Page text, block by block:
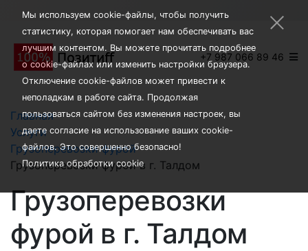
+7 987 066 89 46
×
Главная
Услуги
Грузоперевозки фурой
Грузоперевозки фурой в г. Талдом
Грузоперевозки
фурой в г. Талдом
Мы используем cookie-файлы, чтобы получить
статистику, которая помогает нам обеспечивать вас
лучшим контентом. Вы можете прочитать подробнее
о cookie-файлах или изменить настройки браузера.
Отключение cookie-файлов может привести к
неполадкам в работе сайта. Продолжая
пользоваться сайтом без изменения настроек, вы
даете согласие на использование ваших cookie-
файлов. Это совершенно безопасно!
Политика обработки cookie